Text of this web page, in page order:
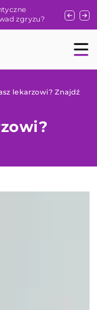
produktów
w CBD
Jakie
lekarzowi? Znajdź